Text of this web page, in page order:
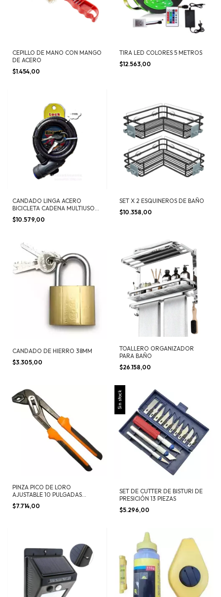
CEPILLO DE MANO CON MANGO
DE ACERO
$1.454,00
TIRA LED COLORES 5 METROS
$12.563,00
CANDADO LINGA ACERO
BICICLETA CADENA MULTIUSO
1.20 MT X 12 MM
$10.579,00
SET X 2 ESQUINEROS DE BAÑO
$10.358,00
CANDADO DE HIERRO 38MM
$3.305,00
TOALLERO ORGANIZADOR
PARA BAÑO
$26.158,00
PINZA PICO DE LORO
AJUSTABLE 10 PULGADAS
ACERO
$7.714,00
Sin stock
SET DE CUTTER DE BISTURI DE
PRESICIÓN 13 PIEZAS
$5.296,00